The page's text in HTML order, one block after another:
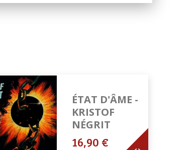
ÉTAT D'ÂME -
KRISTOF
NÉGRIT
16,90 €